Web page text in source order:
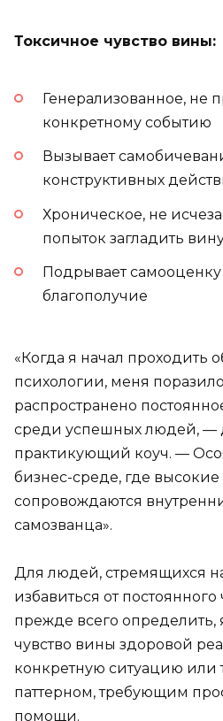
Токсичное чувство вины:
Генерализованное, не
конкретному событию
Вызывает
конструктивных
Хроническое, не
попыток загладить
Подрывает
благополучие
«Когда я начал проходить
психологии, меня
распространено
среди успешных людей, —
практикующий коуч. —
бизнес-среде, где
сопровождаются
самозванца».
Для людей, стремящихся
избавиться от
прежде всего определить,
чувство вины здоровой
конкретную ситуацию или
паттерном, требующим
помощи.